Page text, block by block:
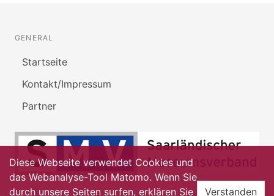
GENERAL
Startseite
Kontakt/Impressum
Partner
Diese Webseite verwendet Cookies und
das Webanalyse-Tool Matomo. Wenn Sie
durch unsere Seiten surfen, erklären Sie
Verstanden